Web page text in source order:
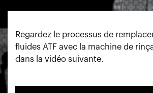
Regardez le processus de
fluides ATF avec la machine de
dans la vidéo suivante.